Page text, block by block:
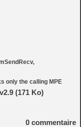
only the calling MPE
(171 Ko)
0 commentaire